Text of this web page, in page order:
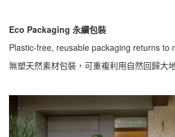
Eco Packaging 永續包裝
Plastic-free, reusable packaging returns to
無塑天然素材包裝，可重複利用自然回歸大